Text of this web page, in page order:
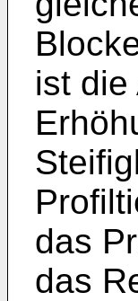
ist
das
das